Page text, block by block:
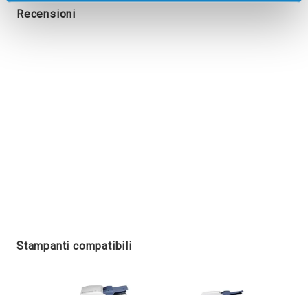
Recensioni
Stampanti compatibili